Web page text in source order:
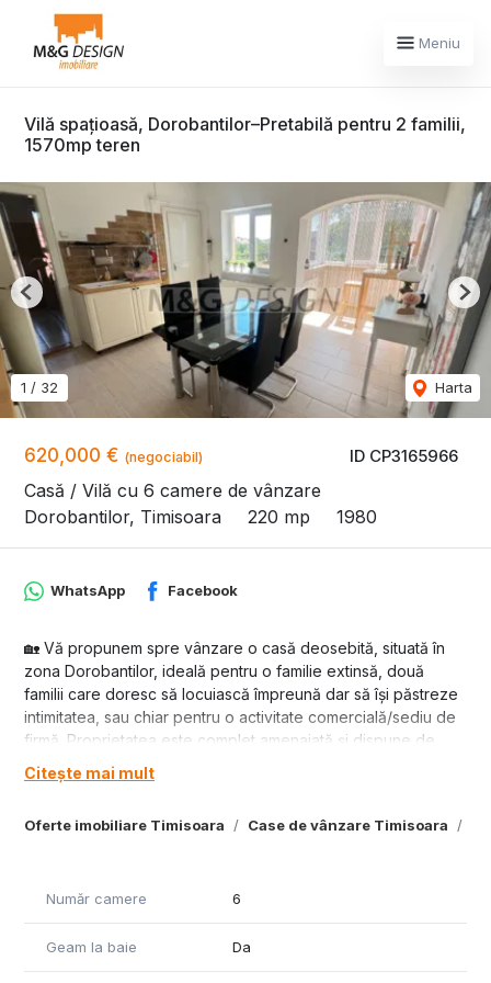
Meniu
Vilă spațioasă, Dorobantilor–Pretabilă pentru 2 familii,
1570mp teren
ID CP3165966
620,000 € (negociabil)
Casă / Vilă cu 6 camere de vânzare
Dorobantilor, Timisoara
220 mp 1980
1 / 32 Harta
Previous
Oferte imobiliare Timisoara Case de vânzare Timisoara
WhatsApp Facebook
🏡 Vă propunem spre vânzare o casă deosebită, situată în
zona Dorobantilor, ideală pentru o familie extinsă, două
familii care doresc să locuiască împreună dar să își păstreze
intimitatea, sau chiar pentru o activitate comercială/sediu de
firmă. Proprietatea este complet amenajată și dispune de
compartimentare excelentă pe două niveluri (Parter + Etaj),
având *intrări separate (2 uși de acces)*.
* *Suprafață utilă:* 220 mp
* *Regim de înălțime:* Parter + Etaj
* *Parter:* 3 camere spațioase, baie, bucătărie, debara, hol
acces.
* *Etaj:* 3 camere luminoase, baie, hol, debara.
Citește mai mult
Număr camere 6
Geam la baie Da